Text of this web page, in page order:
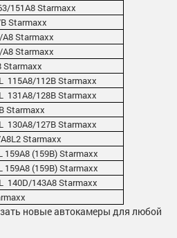
151A8 Starmaxx
Starmaxx
A8 Starmaxx
A8 Starmaxx
Starmaxx
115A8/112B Starmaxx
131A8/128B Starmaxx
Starmaxx
130A8/127B Starmaxx
Starmaxx
159A8 (159B) Starmaxx
159A8 (159B) Starmaxx
140D/143A8 Starmaxx
новые автокамеры для любой